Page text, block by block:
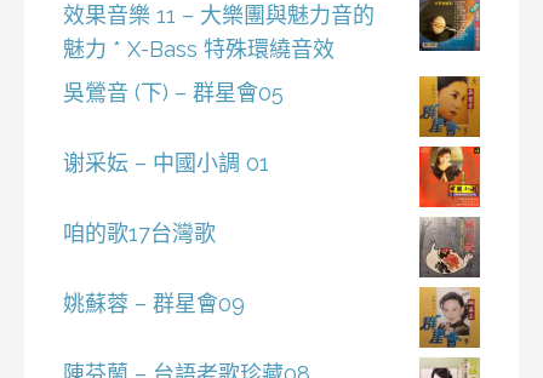
效果音樂 11 – 大樂團與魅力音的
魅力 * X-Bass 特殊環繞音效
吳鶯音 (下) – 群星會05
谢采妘 – 中國小調 01
咱的歌17台灣歌
姚蘇蓉 – 群星會09